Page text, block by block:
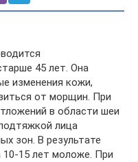
45 лет. Она
изменения кожи,
от морщин. При
в области шеи
лица
зон. В результате
10-15 лет моложе. При